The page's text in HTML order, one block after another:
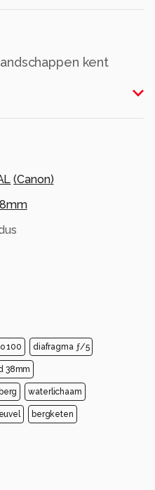
kent
(Canon)
100 diafragma ƒ/5
38mm
berg waterlichaam
bergketen